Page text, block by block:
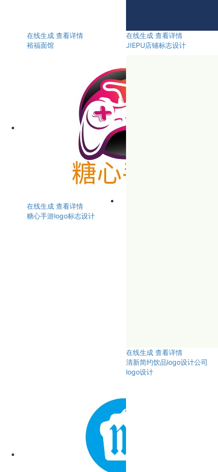
在线生成 查看详情
裕福面馆
在线生成 查看详情
JIEPU店铺标志设计
在线生成 查看详情
糖心手游logo标志设计
在线生成 查看详情
清新简约饮品logo设计公司
logo设计